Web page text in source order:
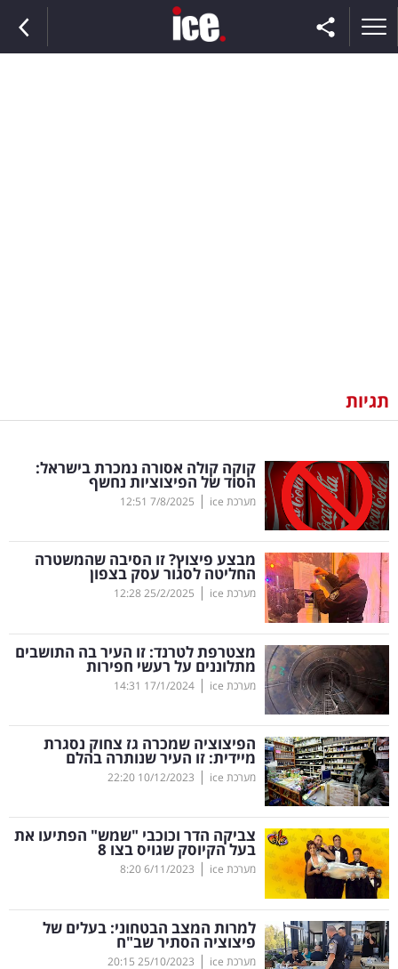
וצרכנות
דיגיטל
וטק
שיווק
ופרסום
משפט
מדדים
ומחקרים
דעות
רכילות
עסקית
קריפטו
ויראלי
טלוויזיה
עסקי
תגיות
קוקה קולה אסורה נמכרת בישראל:
הסוד של הפיצוציות נחשף
מערכת ice |
7/8/2025
12:51
מבצע פיצוץ? זו הסיבה שהמשטרה
החליטה לסגור עסק בצפון
מערכת ice |
25/2/2025
12:28
מצטרפת לטרנד: זו העיר בה התושבים
מתלוננים על רעשי חפירות
מערכת ice |
17/1/2024
14:31
הפיצוציה שמכרה גז צחוק נסגרת
מיידית: זו העיר שנותרה בהלם
מערכת ice |
10/12/2023
22:20
צביקה הדר וכוכבי "שמש" הפתיעו את
בעל הקיוסק שגויס בצו 8
מערכת ice |
6/11/2023
8:20
למרות המצב הבטחוני: בעלים של
פיצוציה הסתיר שב"ח
מערכת ice |
25/10/2023
20:15